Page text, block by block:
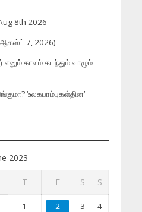
8th 2026
7, 2026)
எனும் காலம் கடந்தும் வாழும்
‘உலகபாம்புகள்தின’
2023
T F S S
1 2 3 4